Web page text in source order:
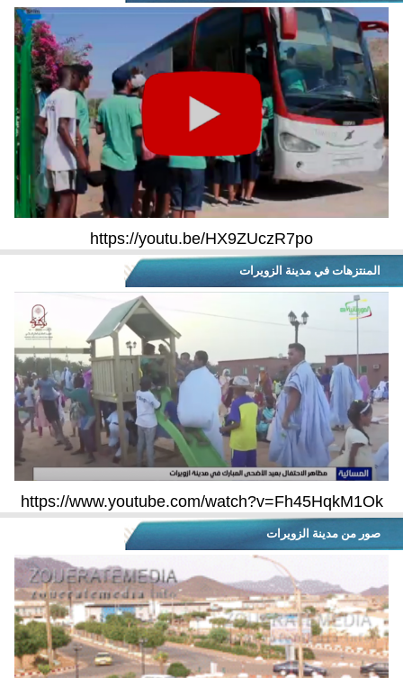
https://youtu.be/HX9ZUczR7po
المنتزهات في مدينة الزويرات
https://www.youtube.com/watch?v=Fh45HqkM1Ok
صور من مدينة الزويرات